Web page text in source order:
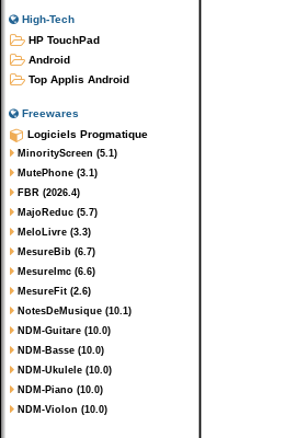
High-Tech
HP TouchPad
Android
Top Applis Android
Freewares
Logiciels Progmatique
MinorityScreen (5.1)
MutePhone (3.1)
FBR (2026.4)
MajoReduc (5.7)
MeloLivre (3.3)
MesureBib (6.7)
MesureImc (6.6)
MesureFit (2.6)
NotesDeMusique (10.1)
NDM-Guitare (10.0)
NDM-Basse (10.0)
NDM-Ukulele (10.0)
NDM-Piano (10.0)
NDM-Violon (10.0)